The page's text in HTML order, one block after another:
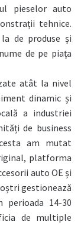
pieselor auto
tehnice.
de produse și
de pe piața
atât la nivel
dinamic și
a industriei
de business
am mutat
platforma
auto OE și
gestionează
14-30
de multiple